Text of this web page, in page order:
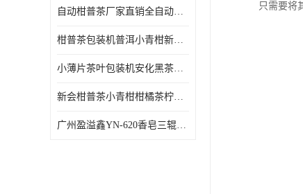
自动柑普茶厂家直销全自动新会小青柑柑普茶包装机
柑普茶包装机普洱小青柑新会甘普茶柠檬茶小沱茶小茶饼茶包
小薄片茶叶包装机安化黑茶小茶饼云南普洱茶生茶自动包装机
新会柑普茶小青柑柑橘茶柠檬茶小金柑自动包装机
广州盈溢鑫YN-620香皂三辊研磨机
只需要将